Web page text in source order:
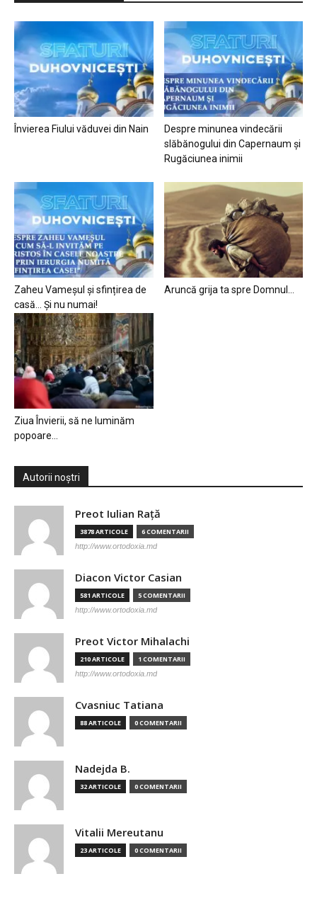
Învierea Fiului văduvei din Nain
Despre minunea vindecării
slăbănogului din Capernaum și
Rugăciunea inimii
Zaheu Vameșul și sfințirea de
casă… Și nu numai!
Aruncă grija ta spre Domnul…
Ziua Învierii, să ne luminăm
popoare…
Autorii noștri
Preot Iulian Raţă
3878 ARTICOLE 6 COMENTARII
http://www.ortodoxia.md
Diacon Victor Casian
581 ARTICOLE 5 COMENTARII
http://www.ortodoxia.md
Preot Victor Mihalachi
210 ARTICOLE 1 COMENTARII
http://www.ortodoxia.md
Cvasniuc Tatiana
88 ARTICOLE 0 COMENTARII
Nadejda B.
32 ARTICOLE 0 COMENTARII
Vitalii Mereutanu
23 ARTICOLE 0 COMENTARII